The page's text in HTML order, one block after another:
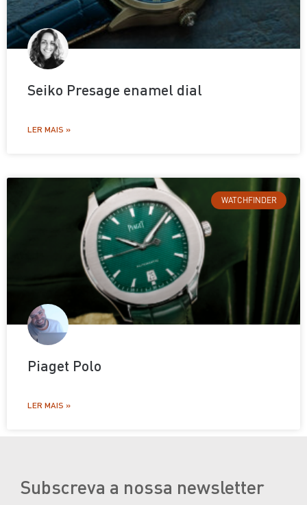
Seiko Presage enamel dial
LER MAIS »
WATCHFINDER
Piaget Polo
LER MAIS »
Subscreva a nossa newsletter